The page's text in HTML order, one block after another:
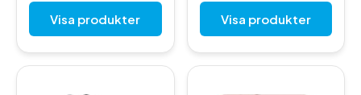
Visa produkter Visa produkter